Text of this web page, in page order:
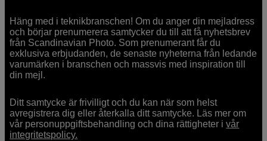
Häng med i teknikbranschen! Om du anger din mejladress
och börjar prenumerera samtycker du till att få nyhetsbrev
från Scandinavian Photo. Som prenumerant får du
exklusiva erbjudanden, de senaste nyheterna från ledande
varumärken i branschen och massvis med inspiration till
din mejl.
Ditt samtycke är frivilligt och du kan när som helst
avregistrera dig eller återkalla ditt samtycke. Läs mer om
vår personuppgiftsbehandling och dina rättigheter ivår
integritetspolicy.